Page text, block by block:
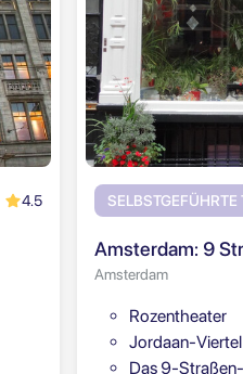
4.5 SELBSTGEFÜHRTE
Amsterdam
Rozentheater
Jordaan-Viertel
Das 9-